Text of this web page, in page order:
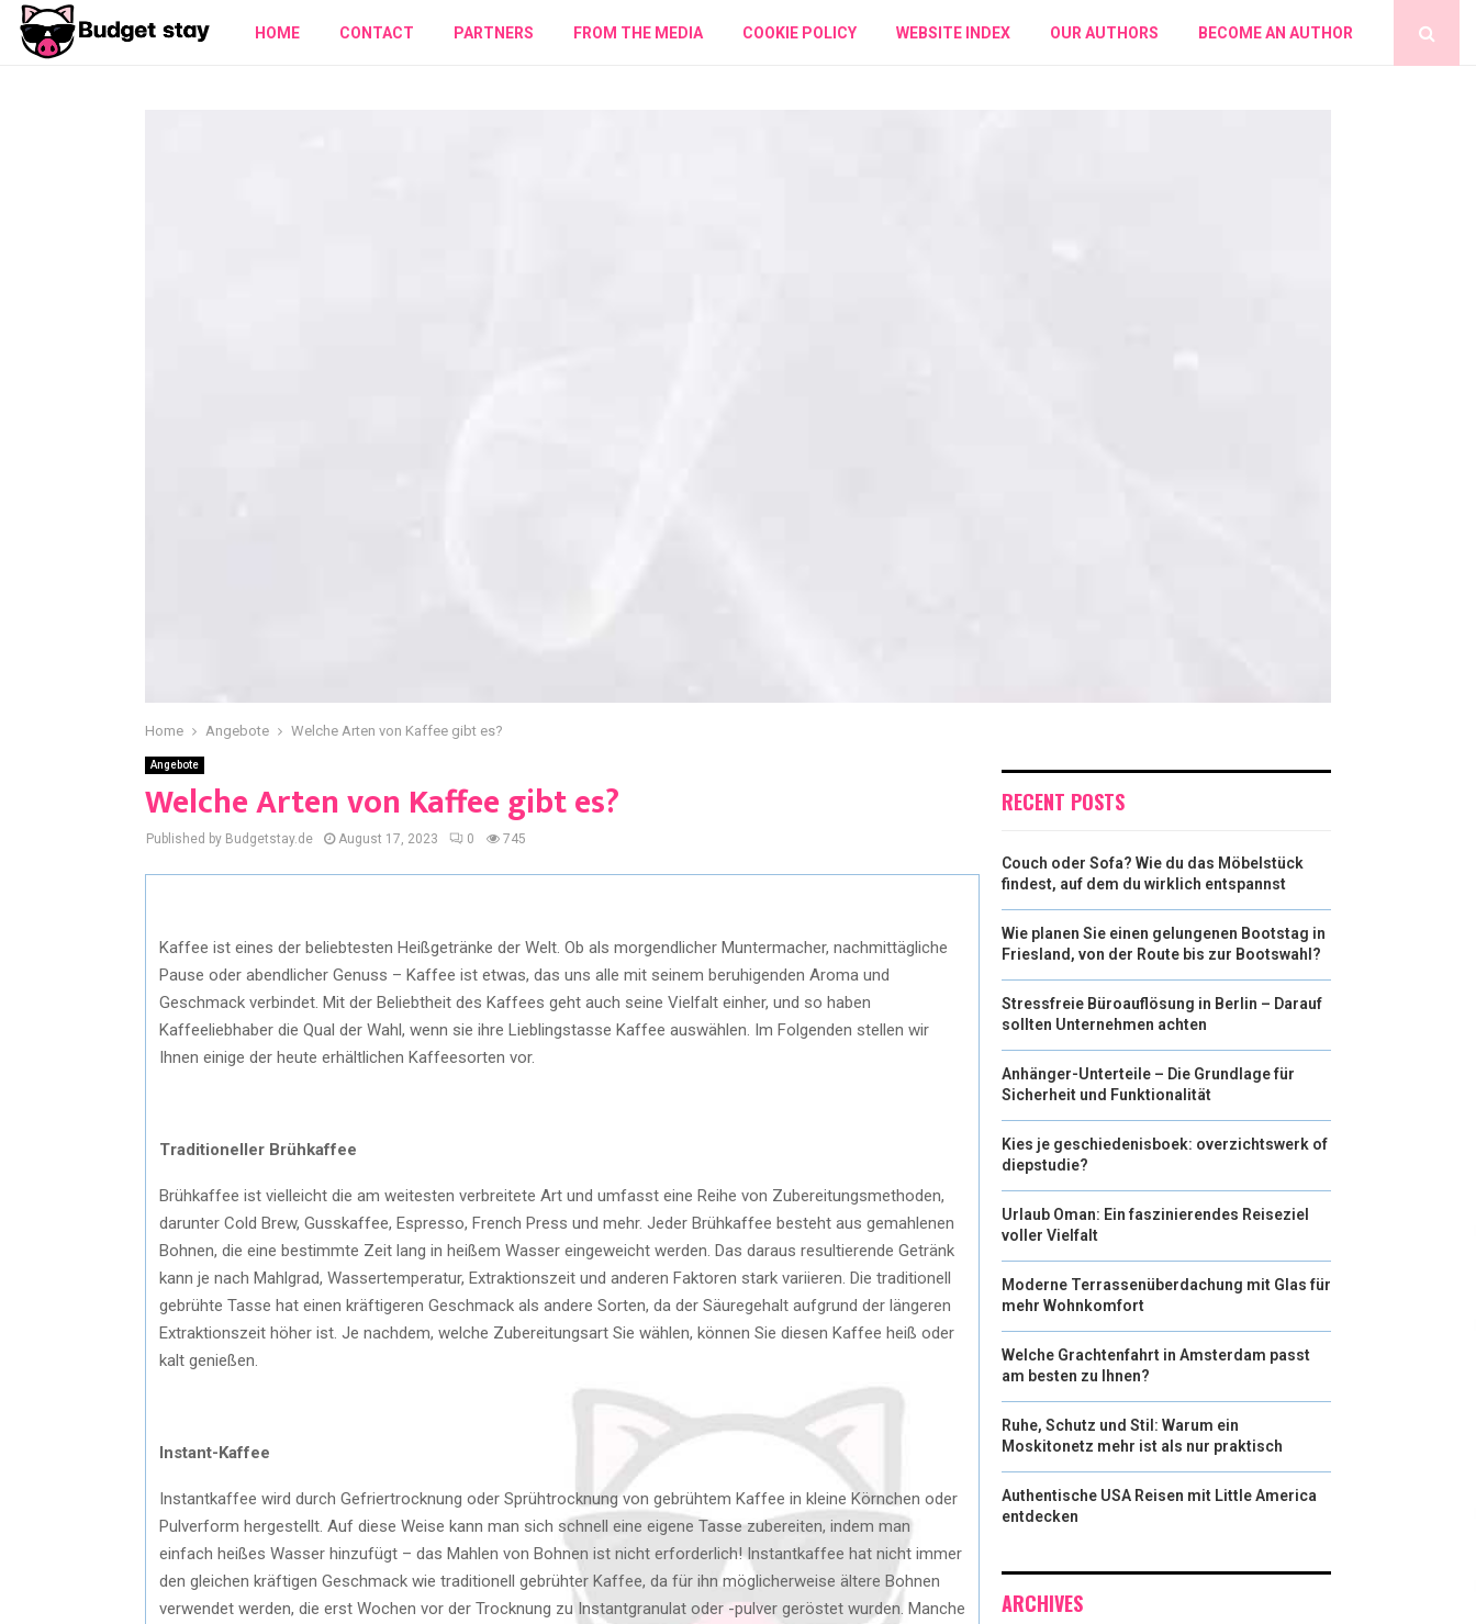
HOME CONTACT PARTNERS FROM THE MEDIA COOKIE POLICY WEBSITE INDEX OUR AUTHORS BECOME AN AUTHOR
Home Angebote Welche Arten von Kaffee gibt es?
Angebote
Welche Arten von Kaffee gibt es?
Published by Budgetstay.de August 17, 2023 0 745
Kaffee ist eines der beliebtesten Heißgetränke der Welt. Ob als morgendlicher Muntermacher, nachmittägliche
Pause oder abendlicher Genuss – Kaffee ist etwas, das uns alle mit seinem beruhigenden Aroma und
Geschmack verbindet. Mit der Beliebtheit des Kaffees geht auch seine Vielfalt einher, und so haben
Kaffeeliebhaber die Qual der Wahl, wenn sie ihre Lieblingstasse Kaffee auswählen. Im Folgenden stellen wir
Ihnen einige der heute erhältlichen Kaffeesorten vor.
Traditioneller Brühkaffee
Brühkaffee ist vielleicht die am weitesten verbreitete Art und umfasst eine Reihe von Zubereitungsmethoden,
darunter Cold Brew, Gusskaffee, Espresso, French Press und mehr. Jeder Brühkaffee besteht aus gemahlenen
Bohnen, die eine bestimmte Zeit lang in heißem Wasser eingeweicht werden. Das daraus resultierende Getränk
kann je nach Mahlgrad, Wassertemperatur, Extraktionszeit und anderen Faktoren stark variieren. Die traditionell
gebrühte Tasse hat einen kräftigeren Geschmack als andere Sorten, da der Säuregehalt aufgrund der längeren
Extraktionszeit höher ist. Je nachdem, welche Zubereitungsart Sie wählen, können Sie diesen Kaffee heiß oder
kalt genießen.
Instant-Kaffee
Instantkaffee wird durch Gefriertrocknung oder Sprühtrocknung von gebrühtem Kaffee in kleine Körnchen oder
Pulverform hergestellt. Auf diese Weise kann man sich schnell eine eigene Tasse zubereiten, indem man
einfach heißes Wasser hinzufügt – das Mahlen von Bohnen ist nicht erforderlich! Instantkaffee hat nicht immer
den gleichen kräftigen Geschmack wie traditionell gebrühter Kaffee, da für ihn möglicherweise ältere Bohnen
verwendet werden, die erst Wochen vor der Trocknung zu Instantgranulat oder -pulver geröstet wurden. Manche
RECENT POSTS
Couch oder Sofa? Wie du das Möbelstück
findest, auf dem du wirklich entspannst
Wie planen Sie einen gelungenen Bootstag in
Friesland, von der Route bis zur Bootswahl?
Stressfreie Büroauflösung in Berlin – Darauf
sollten Unternehmen achten
Anhänger-Unterteile – Die Grundlage für
Sicherheit und Funktionalität
Kies je geschiedenisboek: overzichtswerk of
diepstudie?
Urlaub Oman: Ein faszinierendes Reiseziel
voller Vielfalt
Moderne Terrassenüberdachung mit Glas für
mehr Wohnkomfort
Welche Grachtenfahrt in Amsterdam passt
am besten zu Ihnen?
Ruhe, Schutz und Stil: Warum ein
Moskitonetz mehr ist als nur praktisch
Authentische USA Reisen mit Little America
entdecken
ARCHIVES